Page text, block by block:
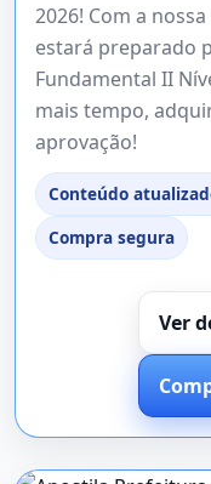
2026! Com a
estará preparado
Fundamental II
mais tempo,
aprovação!
Conteúdo
Compra segura
Ver